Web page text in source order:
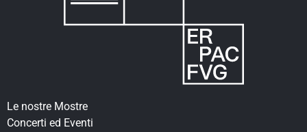
Le nostre Mostre
Concerti ed Eventi